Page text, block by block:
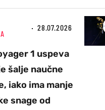
28.07.2026
1 uspeva
šalje naučne
iako ima manje
snage od